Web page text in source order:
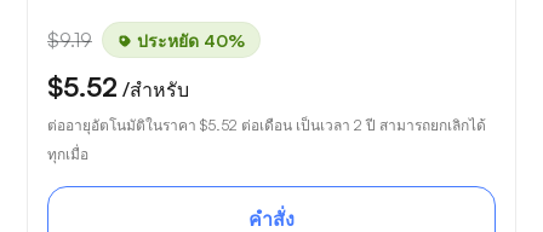
$9.19 ประหยัด 40%
$5.52 /สำหรับ
ต่ออายุอัตโนมัติในราคา $5.52 ต่อเดือน เป็นเวลา 2 ปี สามารถยกเลิกได้
ทุกเมื่อ
คำสั่ง